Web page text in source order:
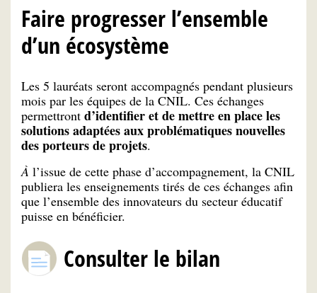
Faire progresser l’ensemble
d’un écosystème
Les 5 lauréats seront accompagnés pendant plusieurs
mois par les équipes de la CNIL. Ces échanges
permettront d’identifier et de mettre en place les
solutions adaptées aux problématiques nouvelles
des porteurs de projets.
À l’issue de cette phase d’accompagnement, la CNIL
publiera les enseignements tirés de ces échanges afin
que l’ensemble des innovateurs du secteur éducatif
puisse en bénéficier.
Consulter le bilan